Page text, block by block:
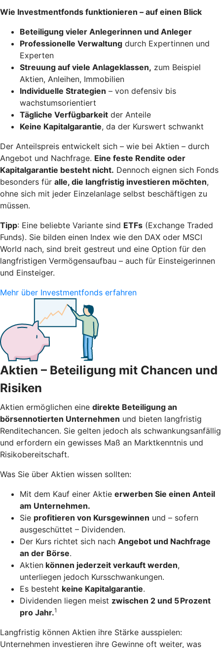
Wie Investmentfonds funktionieren – auf einen Blick
Beteiligung vieler Anlegerinnen und Anleger
Professionelle Verwaltung durch Expertinnen und
Experten
Streuung auf viele Anlageklassen, zum Beispiel
Aktien, Anleihen, Immobilien
Individuelle Strategien – von defensiv bis
wachstumsorientiert
Tägliche Verfügbarkeit der Anteile
Keine Kapitalgarantie, da der Kurswert schwankt
Der Anteilspreis entwickelt sich – wie bei Aktien – durch
Angebot und Nachfrage. Eine feste Rendite oder
Kapitalgarantie besteht nicht. Dennoch eignen sich Fonds
besonders für alle, die langfristig investieren möchten,
ohne sich mit jeder Einzelanlage selbst beschäftigen zu
müssen.
Tipp: Eine beliebte Variante sind ETFs (Exchange Traded
Funds). Sie bilden einen Index wie den DAX oder MSCI
World nach, sind breit gestreut und eine Option für den
langfristigen Vermögensaufbau – auch für Einsteigerinnen
und Einsteiger.
Mehr über Investmentfonds erfahren
Aktien – Beteiligung mit Chancen und
Risiken
Aktien ermöglichen eine direkte Beteiligung an
börsennotierten Unternehmen und bieten langfristig
Renditechancen. Sie gelten jedoch als schwankungsanfällig
und erfordern ein gewisses Maß an Marktkenntnis und
Risikobereitschaft.
Was Sie über Aktien wissen sollten:
Mit dem Kauf einer Aktie erwerben Sie einen Anteil
am Unternehmen.
Sie profitieren von Kursgewinnen und – sofern
ausgeschüttet – Dividenden.
Der Kurs richtet sich nach Angebot und Nachfrage
an der Börse.
Aktien können jederzeit verkauft werden,
unterliegen jedoch Kursschwankungen.
Es besteht keine Kapitalgarantie.
Dividenden liegen meist zwischen 2 und 5 Prozent
pro Jahr.1
Langfristig können Aktien ihre Stärke ausspielen:
Unternehmen investieren ihre Gewinne oft weiter, was